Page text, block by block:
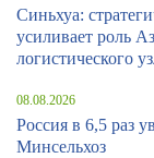
Синьхуа:
усиливает роль
логистического
08.08.2026
Россия в 6,5 раз
Минсельхоз